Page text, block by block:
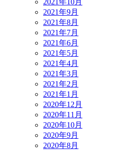
2021年10月
2021年9月
2021年8月
2021年7月
2021年6月
2021年5月
2021年4月
2021年3月
2021年2月
2021年1月
2020年12月
2020年11月
2020年10月
2020年9月
2020年8月